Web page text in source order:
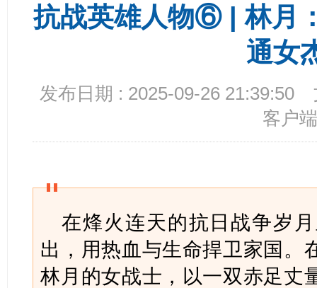
抗战英雄人物⑥ | 林月
通女
发布日期 : 2025-09-26 21:39:50
客户端
在烽火连天的抗日战争岁
出，用热血与生命捍卫家国。
林月的女战士，以一双赤足丈